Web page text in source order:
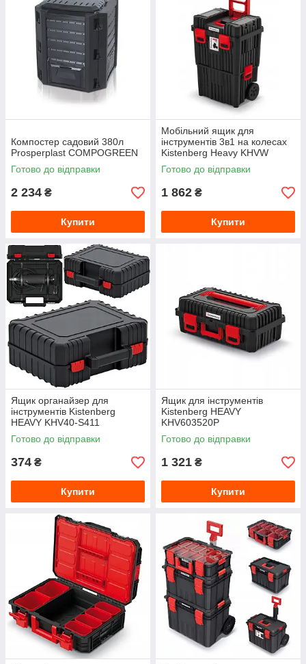
Компостер садовий 380л
Prosperplast COMPOGREEN
Готово до відправки
2 234 ₴
Купити
Мобільний ящик для
інструментів 3в1 на колесах
Kistenberg Heavy KHVW
Готово до відправки
1 862 ₴
Купити
Ящик органайзер для
інструментів Kistenberg
HEAVY KHV40-S411
Готово до відправки
374 ₴
Купити
Ящик для інструментів
Kistenberg HEAVY
KHV603520P
Готово до відправки
1 321 ₴
Купити